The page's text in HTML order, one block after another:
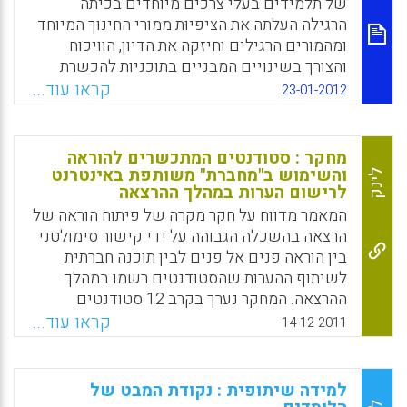
הרגילה העלתה את הציפיות ממורי החינוך המיוחד
ומהמורים הרגילים וחיזקה את הדיון, הוויכוח
והצורך בשינויים המבניים בתוכניות להכשרת
מורים (Blanton et al., 1997, Fisher et al.,
2003). בצד הרחבת תחומי האחריות של מורים
בסביבות משלבות, החלו להופיע דווחים שלפיהם
המורים אינם מוכשרים באופן נכון להוראה מסוג
זה, ושיש ליצור תוכניות ההכשרה הולמות.
WhatsApp
Facebook
Email
X
23-01-2012 קראו עוד...
לינק
מחקר : סטודנטים המתכשרים להוראה
והשימוש ב"מחברת" משותפת באינטרנט
לרישום הערות במהלך ההרצאה
המאמר מדווח על חקר מקרה של פיתוח הוראה של
הרצאה בהשכלה הגבוהה על ידי קישור סימולטני
בין הוראה פנים אל פנים לבין תוכנה חברתית
לשיתוף ההערות שהסטודנטים רשמו במהלך
ההרצאה. המחקר נערך בקרב 12 סטודנטים
באוניברסיטה, שהשתתפו בקורס לקראת הוראה
וחינוך לגן הילדים (pre-primary education).
הנתונים נאספו באמצעות (1) הרשימות
המשותפות שנכתבו על ידי הסטודנטים במהלך
14-12-2011 קראו עוד...
למידה שיתופית : נקודת המבט של